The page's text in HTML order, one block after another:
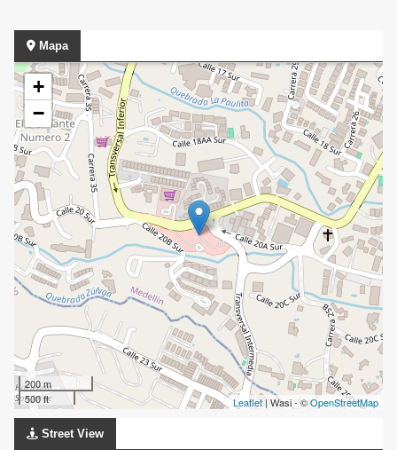
Mapa
+
−
200 m
500 ft
Leaflet | Wasi - ©OpenStreetMap
Street View